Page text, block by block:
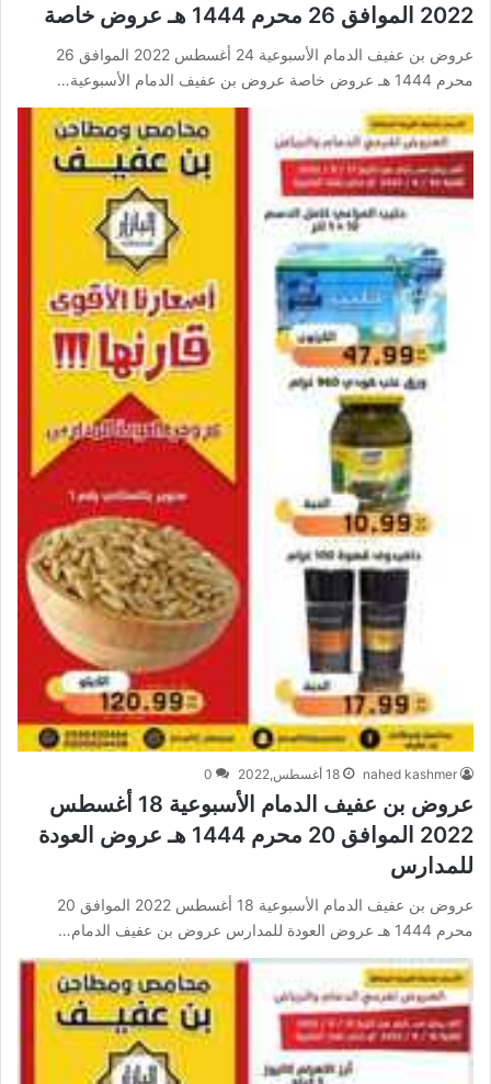
2022 الموافق 26 محرم 1444 هـ عروض خاصة
عروض بن عفيف الدمام الأسبوعية 24 أغسطس 2022 الموافق 26
محرم 1444 هـ عروض خاصة عروض بن عفيف الدمام الأسبوعية…
nahed kashmer 18 أغسطس,2022 0
عروض بن عفيف الدمام الأسبوعية 18 أغسطس
2022 الموافق 20 محرم 1444 هـ عروض العودة
للمدارس
عروض بن عفيف الدمام الأسبوعية 18 أغسطس 2022 الموافق 20
محرم 1444 هـ عروض العودة للمدارس عروض بن عفيف الدمام…